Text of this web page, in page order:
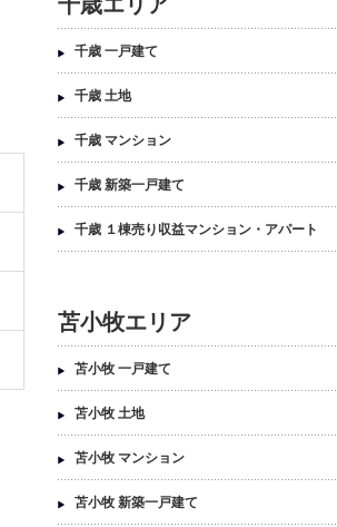
千歳 一戸建て
千歳 土地
千歳 マンション
千歳 新築一戸建て
千歳 １棟売り収益マンション・アパート
苫小牧エリア
苫小牧 一戸建て
苫小牧 土地
苫小牧 マンション
苫小牧 新築一戸建て